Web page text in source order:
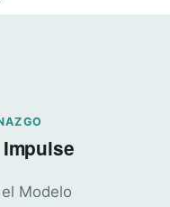
Modelo